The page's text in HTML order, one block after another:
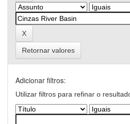
Retornar valores
Adicionar filtros:
Utilizar filtros para refinar o